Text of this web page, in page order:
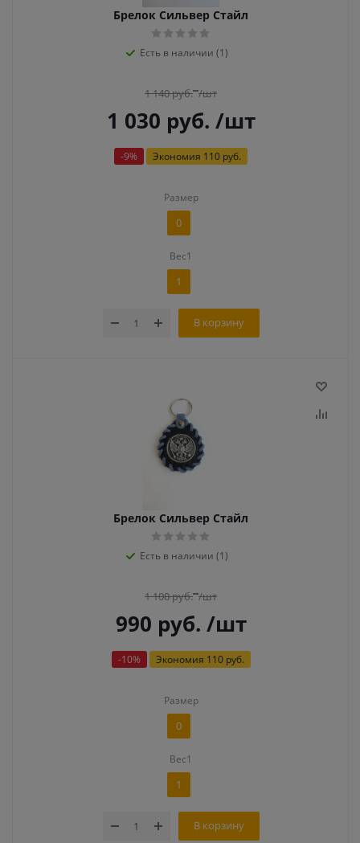
Брелок Сильвер Стайл
Есть в наличии (1)
1 140руб. /шт
1 030 руб. /шт
-9% Экономия 110 руб.
Размер
0
Вес1
1
В корзину
Брелок Сильвер Стайл
Есть в наличии (1)
1 100руб. /шт
990 руб. /шт
-10% Экономия 110 руб.
Размер
0
Вес1
1
В корзину